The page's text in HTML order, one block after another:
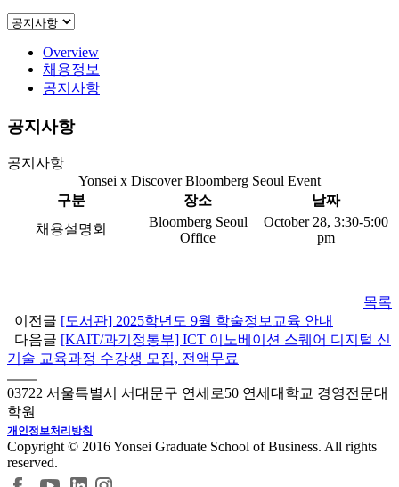
Overview
채용정보
공지사항
공지사항
공지사항
Yonsei x Discover Bloomberg Seoul Event
구분
장소
날짜
채용설명회
Bloomberg Seoul
Office
October 28, 3:30-5:00
pm
목록
이전글 [도서관] 2025학년도 9월 학술정보교육 안내
다음글 [KAIT/과기정통부] ICT 이노베이션 스퀘어 디지털 신
기술 교육과정 수강생 모집, 전액무료
03722 서울특별시 서대문구 연세로50 연세대학교 경영전문대
학원
개인정보처리방침
Copyright © 2016 Yonsei Graduate School of Business. All rights
reserved.